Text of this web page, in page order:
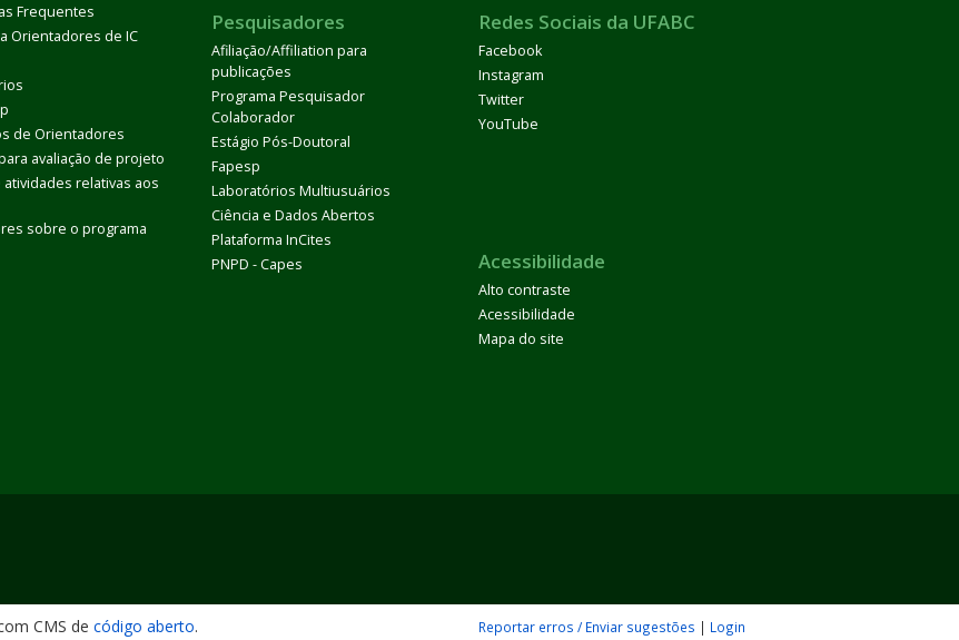
Frequentes
Orientadores de IC
de Orientadores
avaliação de projeto
atividades relativas aos
sobre o programa
Pesquisadores
Afiliação/Affiliation para
publicações
Programa Pesquisador
Colaborador
Estágio Pós-Doutoral
Fapesp
Laboratórios Multiusuários
Ciência e Dados Abertos
Plataforma InCites
PNPD - Capes
Redes Sociais da UFABC
Facebook
Instagram
Twitter
YouTube
Acessibilidade
Alto contraste
Acessibilidade
Mapa do site
CMS de código aberto. Reportar erros / Enviar sugestões | Login